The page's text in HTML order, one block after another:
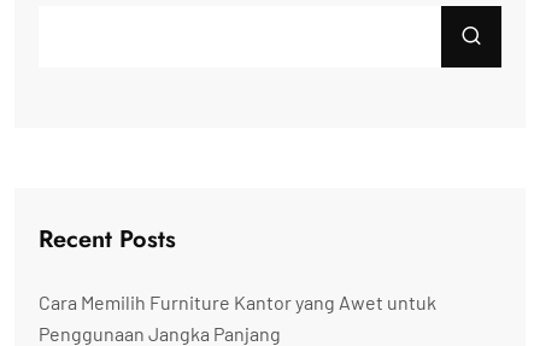
Recent Posts
Cara Memilih Furniture Kantor yang Awet untuk
Penggunaan Jangka Panjang